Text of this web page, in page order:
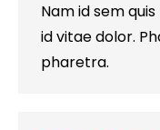
Nam id sem
id vitae dolor.
pharetra.